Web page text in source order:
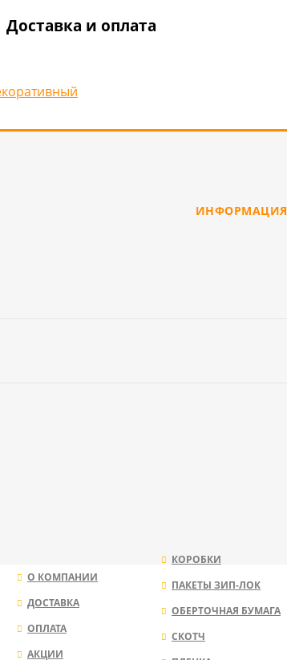
Доставка и оплата
ИНФОРМАЦИЯ
КОРОБКИ
ПАКЕТЫ ЗИП-ЛОК
ОБЕРТОЧНАЯ БУМАГА
СКОТЧ
О КОМПАНИИ
ДОСТАВКА
ОПЛАТА
АКЦИИ